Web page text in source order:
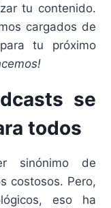
tu contenido.
cargados de
tu próximo
se
todos
sinónimo de
costosos. Pero,
eso ha